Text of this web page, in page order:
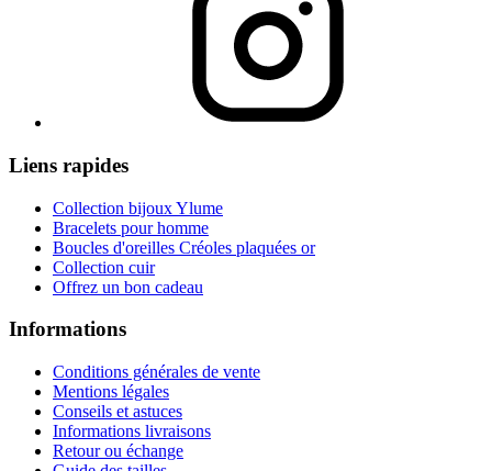
Liens rapides
Collection bijoux Ylume
Bracelets pour homme
Boucles d'oreilles Créoles plaquées or
Collection cuir
Offrez un bon cadeau
Informations
Conditions générales de vente
Mentions légales
Conseils et astuces
Informations livraisons
Retour ou échange